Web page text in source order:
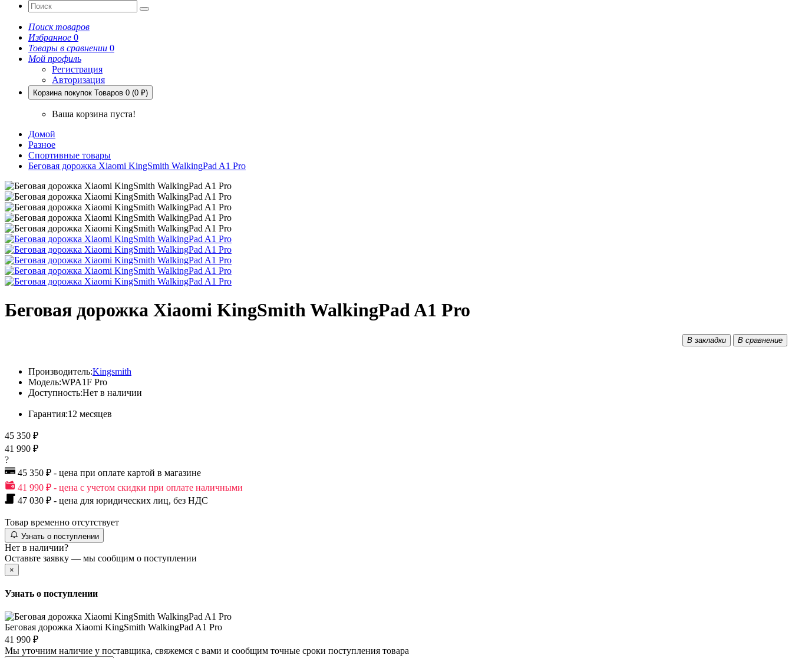
Поиск товаров
Избранное 0
Товары в сравнении 0
Мой профиль
Регистрация
Авторизация
Корзина покупок Товаров 0 (0 ₽)
Ваша корзина пуста!
Домой
Разное
Спортивные товары
Беговая дорожка Xiaomi KingSmith WalkingPad A1 Pro
Беговая дорожка Xiaomi KingSmith WalkingPad A1 Pro
В закладки В сравнение
Производитель:Kingsmith
Модель:WPA1F Pro
Доступность:Нет в наличии
Гарантия:12 месяцев
45 350 ₽
41 990 ₽
?
45 350 ₽ - цена при оплате картой в магазине
41 990 ₽ - цена с учетом скидки при оплате наличными
47 030 ₽ - цена для юридических лиц, без НДС
Товар временно отсутствует
Узнать о поступлении
Нет в наличии?
Оставьте заявку — мы сообщим о поступлении
×
Узнать о поступлении
Беговая дорожка Xiaomi KingSmith WalkingPad A1 Pro
41 990 ₽
Мы уточним наличие у поставщика, свяжемся с вами и сообщим точные сроки поступления товара